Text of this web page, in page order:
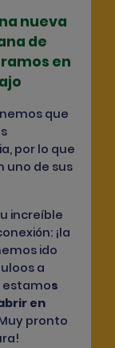
nueva
de
en
que
por lo que
uno de sus
increíble
¡la
ido
a
estamos
en
pronto